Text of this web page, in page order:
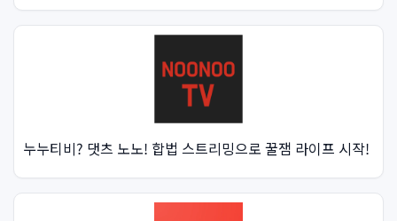
누누티비? 댓츠 노노! 합법 스트리밍으로 꿀잼 라이프 시작!